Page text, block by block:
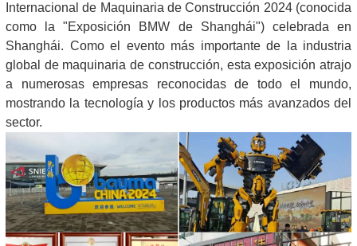
Internacional de Maquinaria de Construcción 2024 (conocida
como la "Exposición BMW de Shanghái") celebrada en
Shanghái. Como el evento más importante de la industria
global de maquinaria de construcción, esta exposición atrajo
a numerosas empresas reconocidas de todo el mundo,
mostrando la tecnología y los productos más avanzados del
sector.